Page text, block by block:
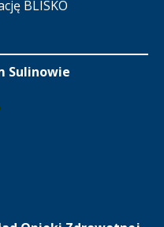
Sulinowie